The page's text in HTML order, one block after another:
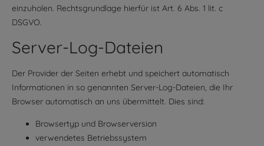
einzuholen. Rechtsgrundlage hierfür ist Art. 6 Abs. 1 lit. c
DSGVO.
Server-Log-Dateien
Der Provider der Seiten erhebt und speichert automatisch
Informationen in so genannten Server-Log-Dateien, die Ihr
Browser automatisch an uns übermittelt. Dies sind:
Browsertyp und Browserversion
verwendetes Betriebssystem